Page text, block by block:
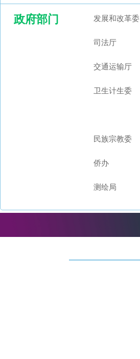
政府部门 发展和改革委
司法厅
交通运输厅
卫生计生委
民族宗教委
侨办
测绘局